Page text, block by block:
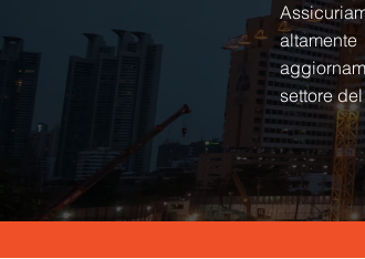
settore